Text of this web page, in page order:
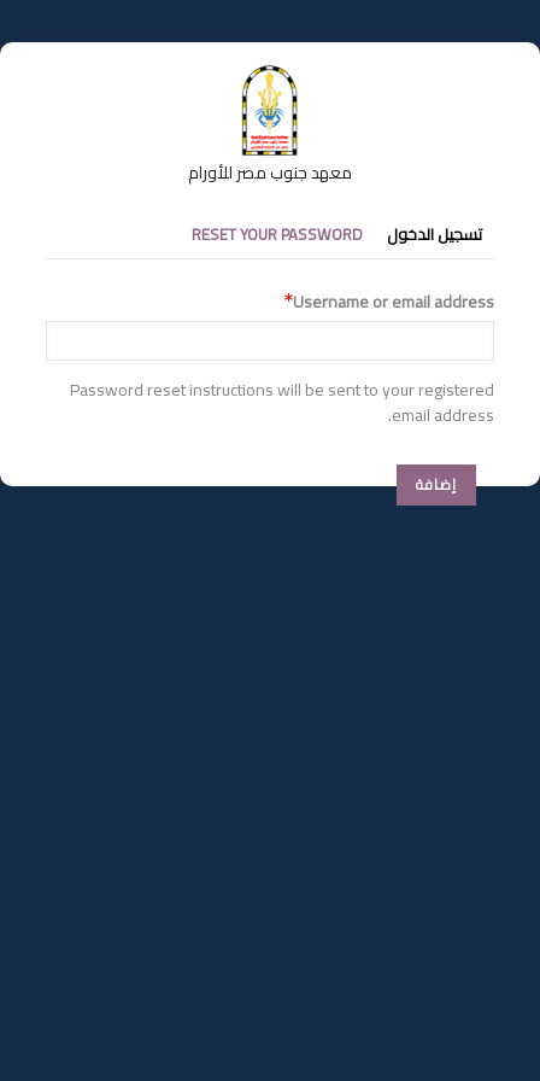
إلى
المحتوى
معهد جنوب مصر للأورام
التبويبات
الأساسية
تسجيل الدخول RESET YOUR PASSWORD
Username or email address
Password reset instructions will be sent to your registered
email address.